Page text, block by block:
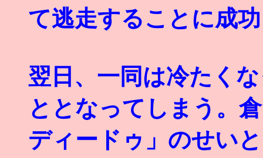
て逃走することに成
翌日、一同は冷たく
ととなってしまう。
ディードゥ」のせい